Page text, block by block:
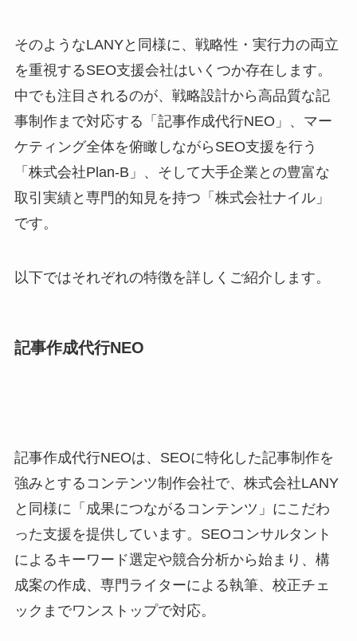
そのようなLANYと同様に、戦略性・実行力の両立
を重視するSEO支援会社はいくつか存在します。
中でも注目されるのが、戦略設計から高品質な記
事制作まで対応する「記事作成代行NEO」、マー
ケティング全体を俯瞰しながらSEO支援を行う
「株式会社Plan-B」、そして大手企業との豊富な
取引実績と専門的知見を持つ「株式会社ナイル」
です。
以下ではそれぞれの特徴を詳しくご紹介します。
記事作成代行NEO
記事作成代行NEOは、SEOに特化した記事制作を
強みとするコンテンツ制作会社で、株式会社LANY
と同様に「成果につながるコンテンツ」にこだわ
った支援を提供しています。SEOコンサルタント
によるキーワード選定や競合分析から始まり、構
成案の作成、専門ライターによる執筆、校正チェ
ックまでワンストップで対応。